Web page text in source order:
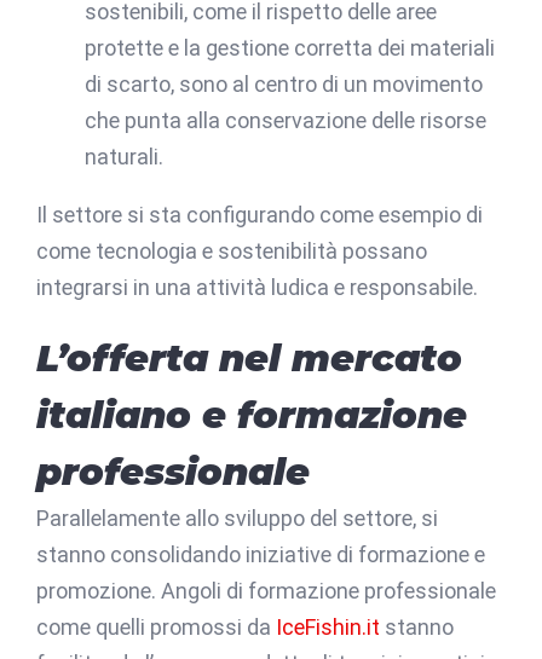
sostenibili, come il rispetto delle aree
protette e la gestione corretta dei materiali
di scarto, sono al centro di un movimento
che punta alla conservazione delle risorse
naturali.
Il settore si sta configurando come esempio di
come tecnologia e sostenibilità possano
integrarsi in una attività ludica e responsabile.
L’offerta nel mercato
italiano e formazione
professionale
Parallelamente allo sviluppo del settore, si
stanno consolidando iniziative di formazione e
promozione. Angoli di formazione professionale
come quelli promossi da IceFishin.it stanno